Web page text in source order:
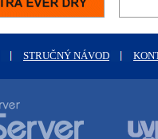
STRUČNÝ NÁVOD